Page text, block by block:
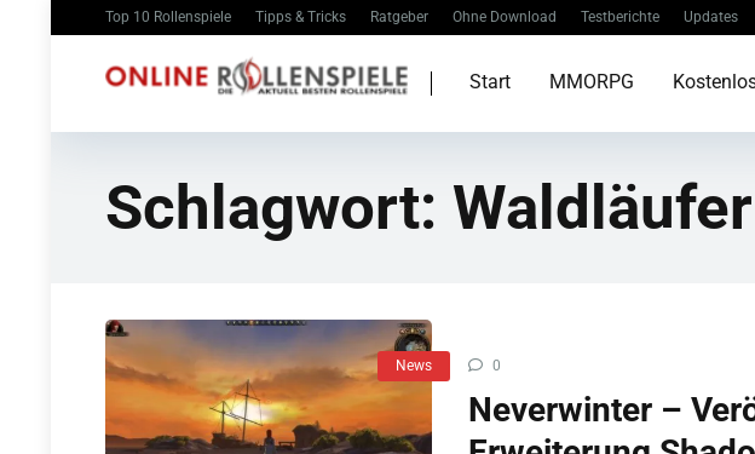
Top 10 Rollenspiele Tipps & Tricks Ratgeber Ohne Download Testberichte Updates
Start MMORPG
Schlagwort: Waldläufer
News 0
Neverwinter –